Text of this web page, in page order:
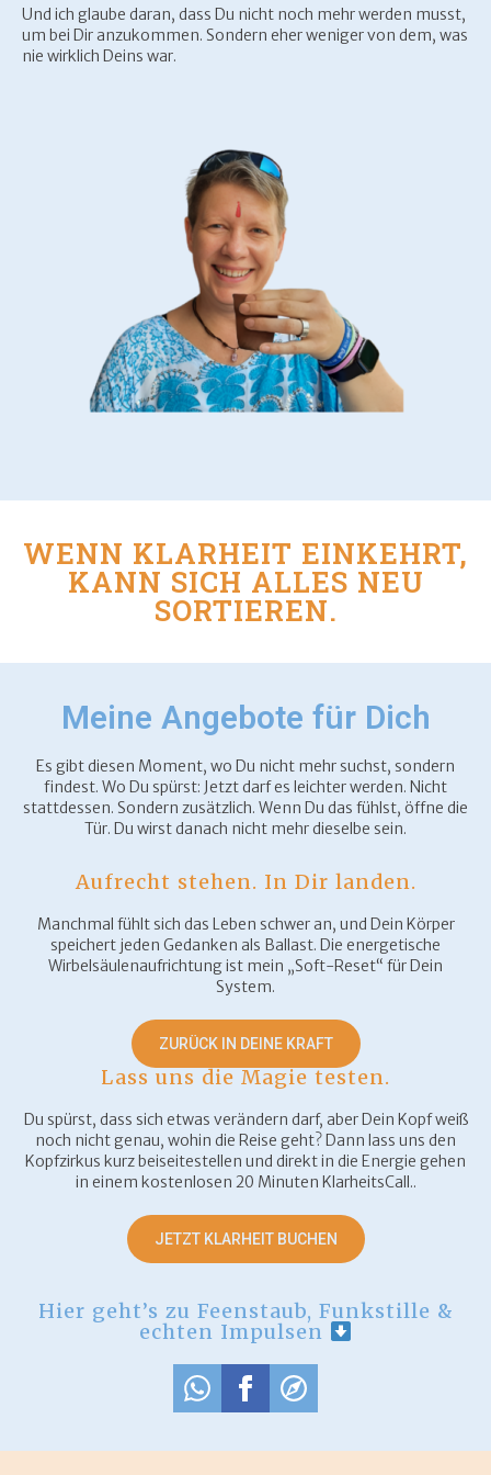
Und ich glaube daran, dass Du nicht noch mehr werden musst,
um bei Dir anzukommen. Sondern eher weniger von dem, was
nie wirklich Deins war.
WENN KLARHEIT EINKEHRT,
KANN SICH ALLES NEU
SORTIEREN.
Meine Angebote für Dich
Es gibt diesen Moment, wo Du nicht mehr suchst, sondern
findest. Wo Du spürst: Jetzt darf es leichter werden. Nicht
stattdessen. Sondern zusätzlich. Wenn Du das fühlst, öffne die
Tür. Du wirst danach nicht mehr dieselbe sein.
Aufrecht stehen. In Dir landen.
Manchmal fühlt sich das Leben schwer an, und Dein Körper
speichert jeden Gedanken als Ballast. Die energetische
Wirbelsäulenaufrichtung ist mein „Soft-Reset“ für Dein
System.
ZURÜCK IN DEINE KRAFT
Lass uns die Magie testen.
Du spürst, dass sich etwas verändern darf, aber Dein Kopf weiß
noch nicht genau, wohin die Reise geht? Dann lass uns den
Kopfzirkus kurz beiseitestellen und direkt in die Energie gehen
in einem kostenlosen 20 Minuten KlarheitsCall..
JETZT KLARHEIT BUCHEN
Hier geht’s zu Feenstaub, Funkstille &
echten Impulsen